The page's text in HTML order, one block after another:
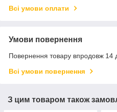
Всі умови оплати
Умови повернення
Повернення товару впродовж 14
Всі умови повернення
З цим товаром також